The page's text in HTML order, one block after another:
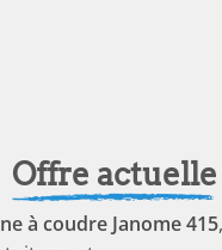
Offre actuelle
à coudre Janome 415